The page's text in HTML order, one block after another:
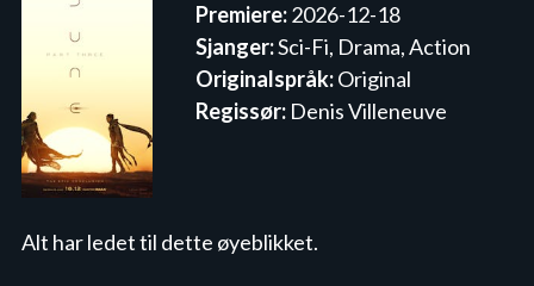
Premiere:2026-12-18
Sjanger:Sci-Fi, Drama, Action
Originalspråk:Original
Regissør: Denis Villeneuve
Alt har ledet til dette øyeblikket.